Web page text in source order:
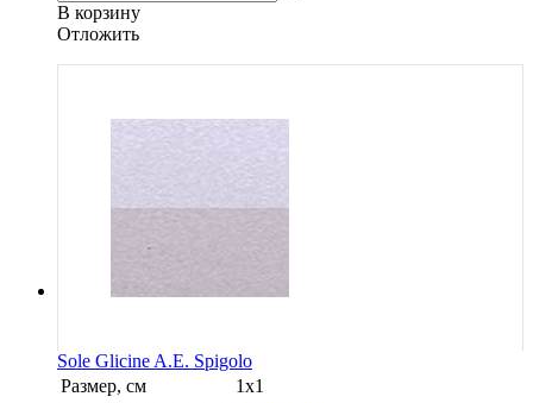
В корзину
Oтложить
Sole Glicine A.E. Spigolo
Размер, см
1х1